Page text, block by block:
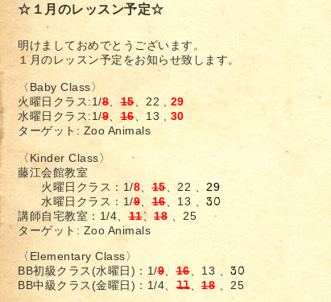
☆１月のレッスン予定☆
明けましておめでとうございます。
１月のレッスン予定をお知らせ致します。
〈Baby Class〉
火曜日クラス:1/8、15、22 , 29
水曜日クラス:1/9 、16、13 , 30
ターゲット: Zoo Animals
〈Kinder Class〉
藤江会館教室
火曜日クラス： 1/8 、15、22 、 29
水曜日クラス： 1/9 、16、13 、 30
講師自宅教室： 1/4、11、 18 、25
ターゲット: Zoo Animals
〈Elementary Class〉
BB初級クラス(水曜日)： 1/9 、16、13 、 30
BB中級クラス(金曜日)：1/4、11、 18 、25